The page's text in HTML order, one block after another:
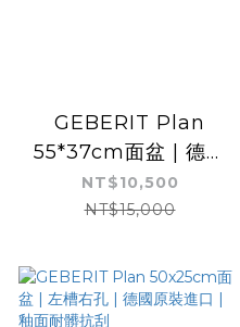
GEBERIT Plan
55*37cm面盆 | 德國
原裝進口| 釉面耐髒抗
刮
NT$10,500
NT$15,000